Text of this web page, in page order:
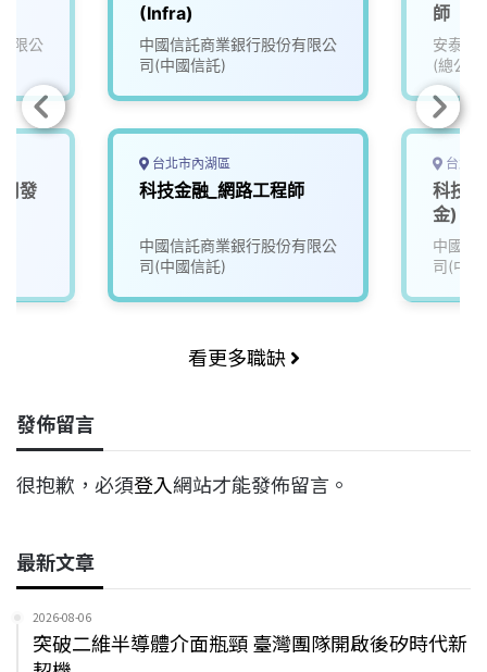
限公
發
(Infra)
中國信託商業銀行股份有限公
司(中國信託)
台北市內湖區
科技金融_網路工程師
中國信託商業銀行股份有限公
司(中國信託)
師
安泰商
(總公
台北
科技
金)
中國信
司(中
看更多職缺
發佈留言
很抱歉，必須登入網站才能發佈留言。
最新文章
2026-08-06
突破二維半導體介面瓶頸 臺灣團隊開啟後矽時代新